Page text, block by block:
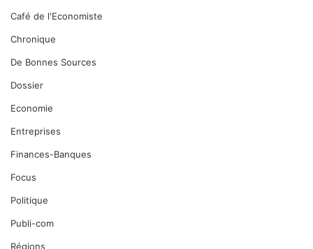
Café de l'Economiste
Chronique
De Bonnes Sources
Dossier
Economie
Entreprises
Finances-Banques
Focus
Politique
Publi-com
Régions